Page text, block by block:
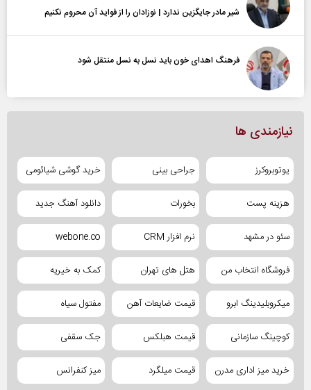
شیر مادر جایگزین ندارد | نوزادان را از فواید آن محروم نکنیم
فرهنگ اهدای خون باید نسل به نسل منتقل شود
نیازمندی ها
یوتوبروکرز جراحی بینی خرید گوشی شیائومی
هزینه پست بخورات دانلود آهنگ جدید
سئو در مشهد نرم افزار CRM webone.co
فروشگاه انتخاب من هتل های تهران کمک به خیریه
میکروبلیدینگ ابرو قیمت ضایعات آهن مفتول سیاه
کوچینگ سازمانی قیمت هبلکس جک سقفی
خرید میز اداری مدرن قیمت میلگرد میز کنفرانس